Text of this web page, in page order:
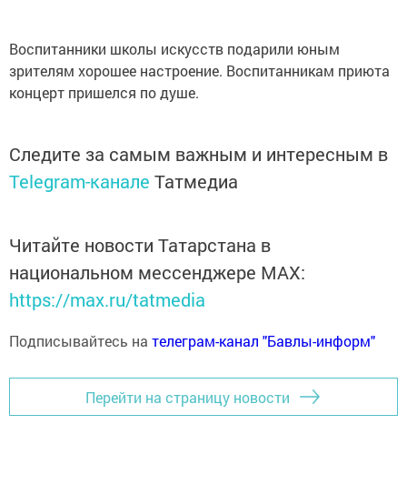
Воспитанники школы искусств подарили юным
зрителям хорошее настроение. Воспитанникам приюта
концерт пришелся по душе.
Следите за самым важным и интересным в
Telegram-канале Татмедиа
Читайте новости Татарстана в
национальном мессенджере MАХ:
https://max.ru/tatmedia
Подписывайтесь на телеграм-канал "Бавлы-информ"
Перейти на страницу новости